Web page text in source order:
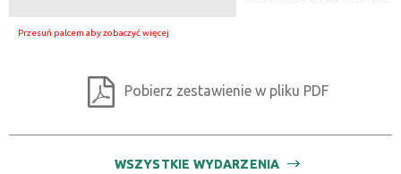
Pobierz zestawienie w pliku PDF
WSZYSTKIE WYDARZENIA